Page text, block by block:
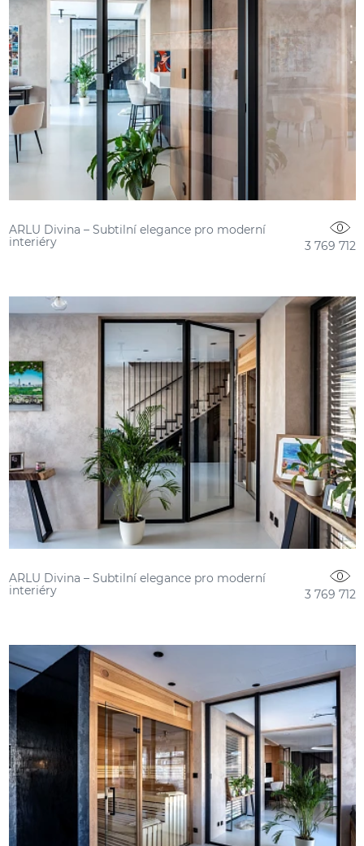
ARLU Divina – Subtilní elegance pro moderní
interiéry
3 769 712
ARLU Divina – Subtilní elegance pro moderní
interiéry
3 769 712